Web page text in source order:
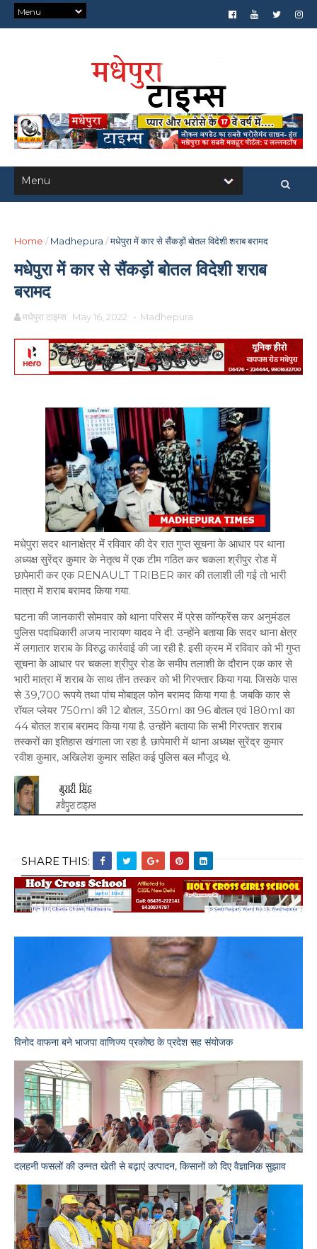
Home / Madhepura /मधेपुरा में कार से सैंकड़ों बोतल विदेशी शराब बरामद
मधेपुरा में कार से सैंकड़ों बोतल विदेशी शराब
बरामद
मधेपुरा टाइम्स May 16, 2022 - Madhepura
मधेपुरा सदर थानाक्षेत्र में रविवार की देर रात गुप्त सूचना के आधार पर थाना
अध्यक्ष सुरेंद्र कुमार के नेतृत्व में एक टीम गठित कर चकला श्रीपुर रोड में
छापेमारी कर एक RENAULT TRIBER कार की तलाशी ली गई तो भारी
मात्रा में शराब बरामद किया गया.
घटना की जानकारी सोमवार को थाना परिसर में प्रेस कॉन्फ्रेंस कर अनुमंडल
पुलिस पदाधिकारी अजय नारायण यादव ने दी. उन्होंने बताया कि सदर थाना क्षेत्र
में लगातार शराब के विरुद्ध कार्रवाई की जा रही है. इसी क्रम में रविवार को भी गुप्त
सूचना के आधार पर चकला श्रीपुर रोड के समीप तलाशी के दौरान एक कार से
भारी मात्रा में शराब के साथ तीन तस्कर को भी गिरफ्तार किया गया. जिसके पास
से 39,700 रूपये तथा पांच मोबाइल फोन बरामद किया गया है. जबकि कार से
रॉयल प्लेयर 750ml की 12 बोतल, 350ml का 96 बोतल एवं 180ml का
44 बोतल शराब बरामद किया गया है. उन्होंने बताया कि सभी गिरफ्तार शराब
तस्करों का इतिहास खंगाला जा रहा है. छापेमारी में थाना अध्यक्ष सुरेंद्र कुमार
रवीश कुमार, अखिलेश कुमार सहित कई पुलिस बल मौजूद थे.
SHARE THIS:
विनोद वाफना बने भाजपा वाणिज्य प्रकोष्ठ के प्रदेश सह संयोजक
दलहनी फसलों की उन्नत खेती से बढ़ाएं उत्पादन, किसानों को दिए वैज्ञानिक सुझाव